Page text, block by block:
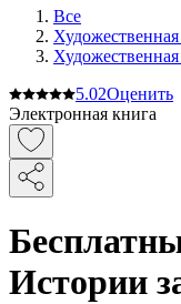
Все
Художественная
5.02Оценить
Электронная книга
Истории